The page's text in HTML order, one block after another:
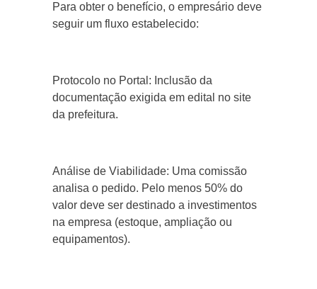
Para obter o benefício, o empresário deve
seguir um fluxo estabelecido:
Protocolo no Portal: Inclusão da
documentação exigida em edital no site
da prefeitura.
Análise de Viabilidade: Uma comissão
analisa o pedido. Pelo menos 50% do
valor deve ser destinado a investimentos
na empresa (estoque, ampliação ou
equipamentos).